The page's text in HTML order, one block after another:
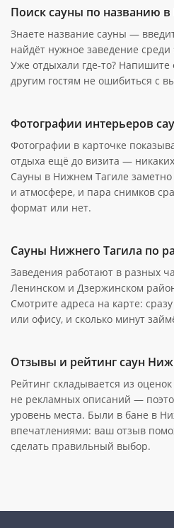
Поиск сауны по названию
Знаете название сауны —
найдёт нужное заведение среди
Уже отдыхали где-то?
другим гостям не ошибиться с
Фотографии интерьеров
Фотографии в карточке
отдыха ещё до визита —
Сауны в Нижнем Тагиле
и атмосфере, и пара снимков
формат или нет.
Сауны Нижнего Тагила по
Заведения работают в разных
Ленинском и Дзержинском
Смотрите адреса на карте:
или офису, и сколько минут
Отзывы и рейтинг саун
Рейтинг складывается из
не рекламных описаний —
уровень места. Были в бане в
впечатлениями: ваш отзыв
сделать правильный выбор.